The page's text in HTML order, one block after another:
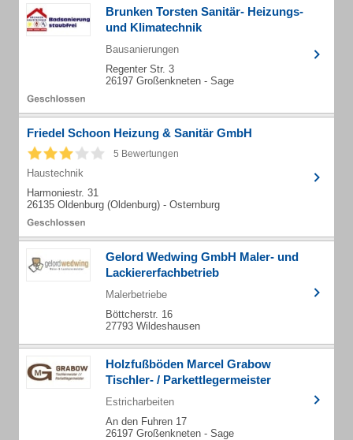
Brunken Torsten Sanitär- Heizungs-
und Klimatechnik
Bausanierungen
Regenter Str. 3
26197 Großenkneten - Sage
Friedel Schoon Heizung & Sanitär GmbH
5 Bewertungen
Haustechnik
Harmoniestr. 31
26135 Oldenburg (Oldenburg) - Osternburg
Gelord Wedwing GmbH Maler- und
Lackiererfachbetrieb
Malerbetriebe
Böttcherstr. 16
27793 Wildeshausen
Holzfußböden Marcel Grabow
Tischler- / Parkettlegermeister
Estricharbeiten
An den Fuhren 17
26197 Großenkneten - Sage